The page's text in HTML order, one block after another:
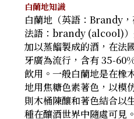
白蘭地知識
白蘭地（英語：Brandy
法語：brandy (alcool)）
加以蒸餾製成的酒，在法
牙廣為流行，含有 35-
飲用。一般白蘭地是在橡
地用焦糖色素著色，以模
則木桶陳釀和著色結合以
種在釀酒世界中隨處可見